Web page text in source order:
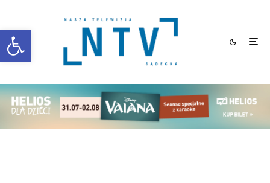
Otwórz pasek narzędzi